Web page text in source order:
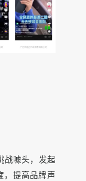
流量，将五菱在